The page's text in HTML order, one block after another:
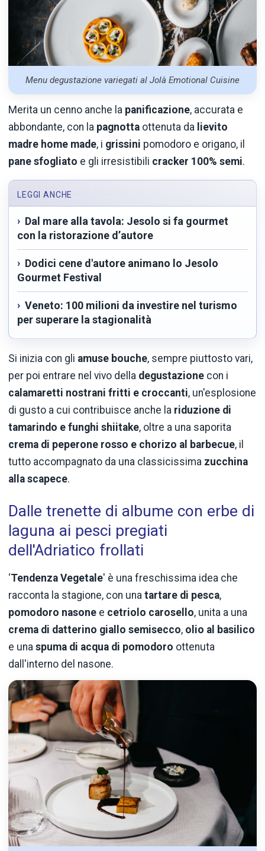
Menu degustazione variegati al Jolà Emotional Cuisine
Merita un cenno anche la panificazione, accurata e
abbondante, con la pagnotta ottenuta da lievito
madre home made, i grissini pomodoro e origano, il
pane sfogliato e gli irresistibili cracker 100% semi.
LEGGI ANCHE
Dal mare alla tavola: Jesolo si fa gourmet
con la ristorazione d’autore
Dodici cene d'autore animano lo Jesolo
Gourmet Festival
Veneto: 100 milioni da investire nel turismo
per superare la stagionalità
Si inizia con gli amuse bouche, sempre piuttosto vari,
per poi entrare nel vivo della degustazione con i
calamaretti nostrani fritti e croccanti, un'esplosione
di gusto a cui contribuisce anche la riduzione di
tamarindo e funghi shiitake, oltre a una saporita
crema di peperone rosso e chorizo al barbecue, il
tutto accompagnato da una classicissima zucchina
alla scapece.
Dalle trenette di albume con erbe di
laguna ai pesci pregiati
dell'Adriatico frollati
‘Tendenza Vegetale' è una freschissima idea che
racconta la stagione, con una tartare di pesca,
pomodoro nasone e cetriolo carosello, unita a una
crema di datterino giallo semisecco, olio al basilico
e una spuma di acqua di pomodoro ottenuta
dall'interno del nasone.